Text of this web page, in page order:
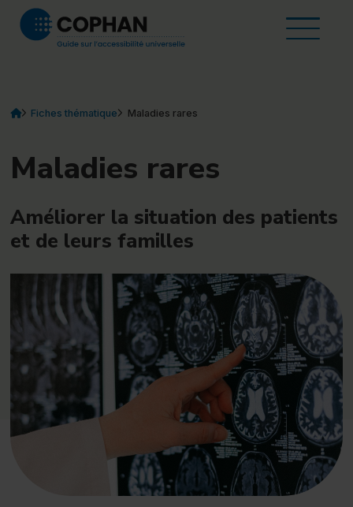
Aller au contenu
Ouvrir
Fiches thématique
Vous êtes ici :
Accueil
Fiches thématique Maladies raresélément actuel
Maladies rares
Améliorer la situation des patients
et de leurs familles